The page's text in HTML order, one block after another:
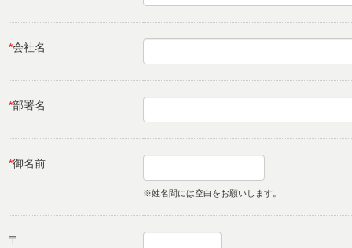
*会社名
*部署名
*御名前
※姓名間には空白をお願いします。
〒